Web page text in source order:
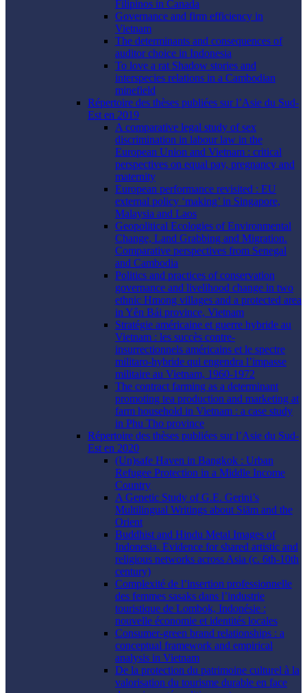
Filipinos in Canada
Governance and firm efficiency in
Vietnam
The determinants and consequences of
auditor choice in Indonesia
To love a rat Shadow stories and
interspecies relations in a Cambodian
minefield
Répertoire des thèses publiées sur l’Asie du Sud-
Est en 2019
A comparative legal study of sex
discrimination in labour law in the
European Union and Vietnam : critical
perspectives on equal pay, pregnancy and
maternity
European performance revisited : EU
external policy ‘making’ in Singapore,
Malaysia and Laos
Geopolitical Ecologies of Environmental
Change, Land Grabbing and Migration.
Comparative perspectives from Senegal
and Cambodia
Politics and practices of conservation
governance and livelihood change in two
ethnic Hmong villages and a protected area
in Yên Bái province, Vietnam
Stratégie américaine et guerre hybride au
Vietnam : les succès contre-
insurrectionnels américains et le spectre
militaro-hybride qui engendra l’impasse
militaire au Vietnam, 1960-1972
The contract farming as a determinant
promoting tea production and marketing at
farm household in Vietnam : a case study
in Phu Tho province
Répertoire des thèses publiées sur l’Asie du Sud-
Est en 2020
(Un)safe Haven in Bangkok : Urban
Refugee Protection in a Middle Income
Country
A Genetic Study of G.E. Gerini’s
Multilingual Writings about Siām and the
Orient
Buddhist and Hindu Metal Images of
Indonesia. Evidence for shared artistic and
religious networks across Asia (c. 6th-10th
century)
Complexité de l’insertion professionnelle
des femmes sasaks dans l’industrie
touristique de Lombok, Indonésie :
nouvelle économie et identités locales
Consumer-green brand relationships : a
conceptual framework and empirical
analysis in Vietnam
De la protection du patrimoine culturel à la
valorisation du tourisme durable en face